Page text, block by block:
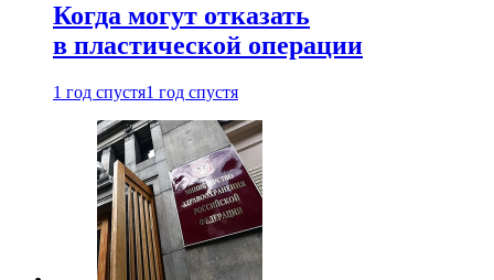
Когда могут отказать
в пластической операции
1 год спустя1 год спустя